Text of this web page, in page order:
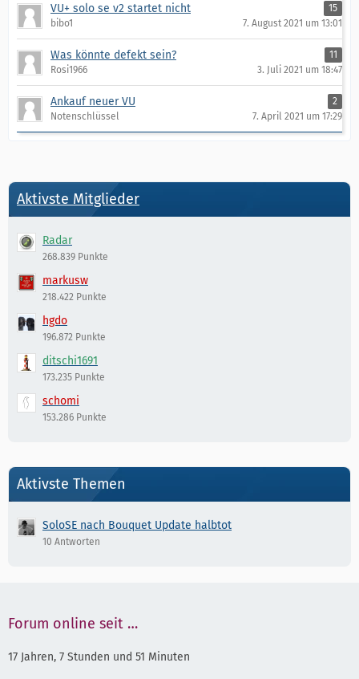
VU+ solo se v2 startet nicht
15
bibo1
7. August 2021 um 13:01
Was könnte defekt sein?
11
Rosi1966
3. Juli 2021 um 18:47
Ankauf neuer VU
2
Notenschlüssel
7. April 2021 um 17:29
Aktivste Mitglieder
Radar
268.839 Punkte
markusw
218.422 Punkte
hgdo
196.872 Punkte
ditschi1691
173.235 Punkte
schomi
153.286 Punkte
Aktivste Themen
SoloSE nach Bouquet Update halbtot
10 Antworten
Forum online seit …
17 Jahren, 7 Stunden und 51 Minuten